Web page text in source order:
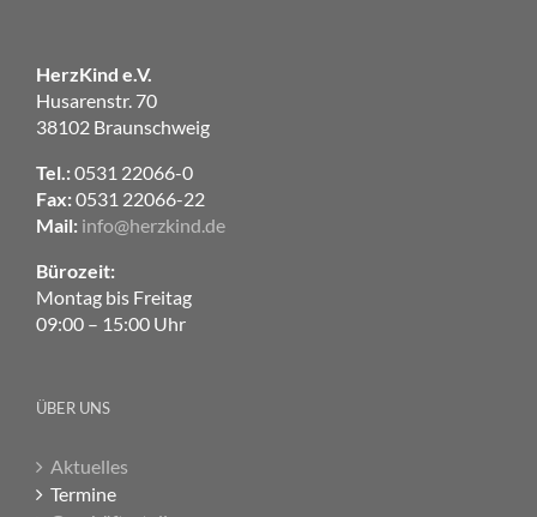
HerzKind e.V.
Husarenstr. 70
38102 Braunschweig
Tel.:0531 22066-0
Fax:0531 22066-22
Mail: info@herzkind.de
Bürozeit:
Montag bis Freitag
09:00 – 15:00 Uhr
ÜBER UNS
Aktuelles
Termine